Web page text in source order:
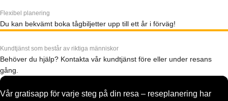
Flexibel planering
Du kan bekvämt boka tågbiljetter upp till ett år i förväg!
Kundtjänst som består av riktiga människor
Behöver du hjälp? Kontakta vår kundtjänst före eller under resans
gång.
Vår gratisapp för varje steg på din resa – reseplanering har